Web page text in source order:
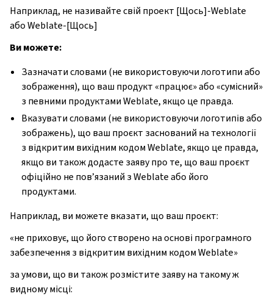
Наприклад, не називайте свій проект [Щось]-Weblate
або Weblate-[Щось]
Ви можете:
Зазначати словами (не використовуючи логотипи або
зображення), що ваш продукт «працює» або «сумісний»
з певними продуктами Weblate, якщо це правда.
Вказувати словами (не використовуючи логотипів або
зображень), що ваш проєкт заснований на технології
з відкритим вихідним кодом Weblate, якщо це правда,
якщо ви також додасте заяву про те, що ваш проєкт
офіційно не пов’язаний з Weblate або його
продуктами.
Наприклад, ви можете вказати, що ваш проєкт:
«не приховує, що його створено на основі програмного
забезпечення з відкритим вихідним кодом Weblate»
за умови, що ви також розмістите заяву на такому ж
видному місці: